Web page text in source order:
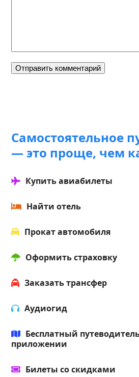
Самостоятельное
— это проще, чем
Купить авиабилеты
Найти отель
Прокат автомобиля
Оформить страховку
Заказать трансфер
Аудиогид
Бесплатный
приложении
Билеты со скидками